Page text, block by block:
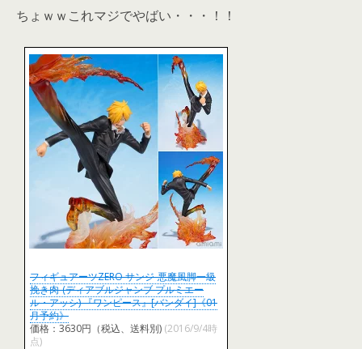
ちょｗｗこれマジでやばい・・・！！
フィギュアーツZERO サンジ-悪魔風脚一級
挽き肉-(ディアブルジャンブ プルミエー
ル・アッシ) 『ワンピース』[バンダイ]《01
月予約》
価格：3630円（税込、送料別) (2016/9/4時
点)